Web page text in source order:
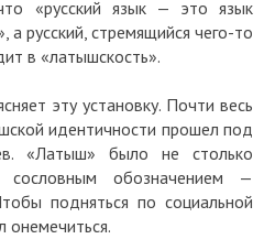
«русский язык — это язык
а русский, стремящийся чего-то
в «латышскость».
эту установку. Почти весь
идентичности прошел под
«Латыш» было не столько
сословным обозначением —
подняться по социальной